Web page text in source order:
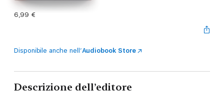
6,99 €
Disponibile anche nell’Audiobook Store
Descrizione dell’editore